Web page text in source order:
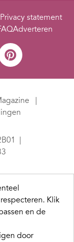
Privacy statement
Adverteren
Klik
en de
door